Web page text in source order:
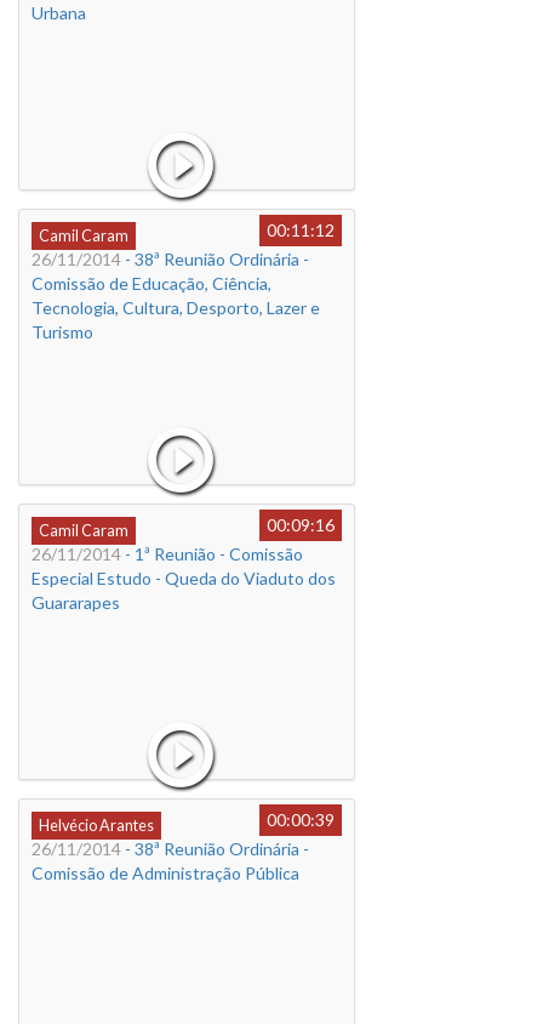
Urbana
Camil Caram
00:11:12
26/11/2014 - 38ª Reunião Ordinária -
Comissão de Educação, Ciência,
Tecnologia, Cultura, Desporto, Lazer e
Turismo
Camil Caram
00:09:16
26/11/2014 - 1ª Reunião - Comissão
Especial Estudo - Queda do Viaduto dos
Guararapes
Helvécio Arantes
00:00:39
26/11/2014 - 38ª Reunião Ordinária -
Comissão de Administração Pública